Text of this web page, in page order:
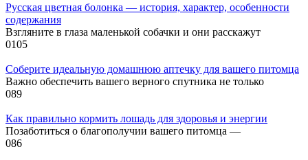
Русская цветная болонка — история, характер, особенности
содержания
Взгляните в глаза маленькой собачки и они расскажут
0105
Соберите идеальную домашнюю аптечку для вашего питомца
Важно обеспечить вашего верного спутника не только
089
Как правильно кормить лошадь для здоровья и энергии
Позаботиться о благополучии вашего питомца —
086